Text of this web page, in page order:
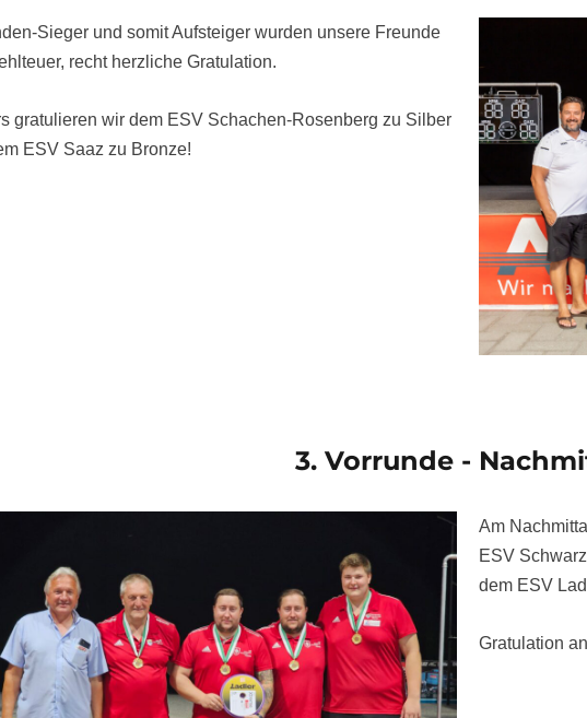
Sieger und somit Aufsteiger wurden unsere Freunde
recht herzliche Gratulation.
gratulieren wir dem ESV Schachen-Rosenberg zu Silber
ESV Saaz zu Bronze!
3. Vorrunde -
Am
ESV
dem ESV
Gratulation